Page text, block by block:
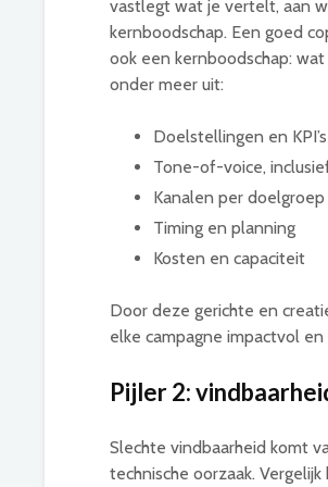
vastlegt wat je vertelt, aan
kernboodschap. Een goed
ook een kernboodschap:
onder meer uit:
Doelstellingen en KPI’s
Tone-of-voice,
Kanalen per doelgroep
Timing en planning
Kosten en capaciteit
Door deze gerichte en
elke campagne impactvol en
Pijler 2:
Slechte vindbaarheid komt
technische oorzaak.